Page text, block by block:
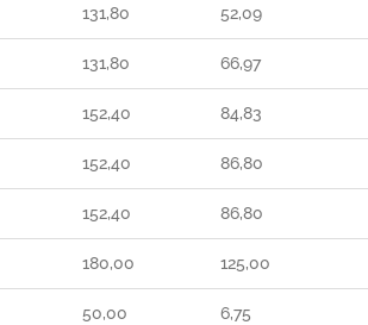
131,80 52,09
131,80 66,97
152,40 84,83
152,40 86,80
152,40 86,80
180,00 125,00
50,00 6,75